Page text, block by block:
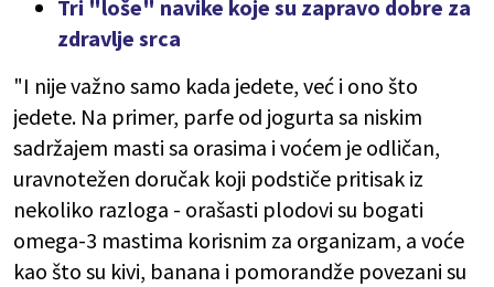
Tri "loše" navike koje su zapravo dobre za
zdravlje srca
"I nije važno samo kada jedete, već i ono što
jedete. Na primer, parfe od jogurta sa niskim
sadržajem masti sa orasima i voćem je odličan,
uravnotežen doručak koji podstiče pritisak iz
nekoliko razloga - orašasti plodovi su bogati
omega-3 mastima korisnim za organizam, a voće
kao što su kivi, banana i pomorandže povezani su